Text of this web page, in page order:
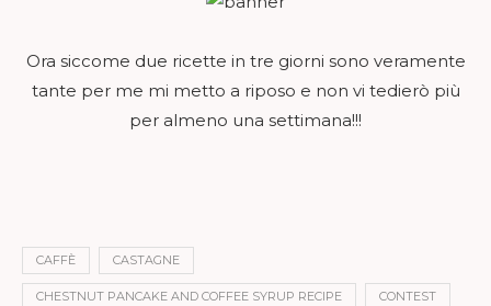
Ora siccome due ricette in tre giorni sono veramente
tante per me mi metto a riposo e non vi tedierò più
per almeno una settimana!!!
CAFFÈ CASTAGNE
CHESTNUT PANCAKE AND COFFEE SYRUP RECIPE CONTEST